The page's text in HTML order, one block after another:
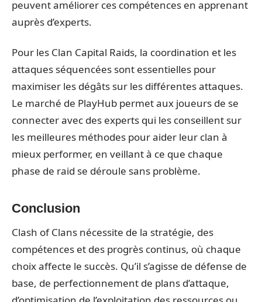
peuvent améliorer ces compétences en apprenant
auprès d’experts.
Pour les Clan Capital Raids, la coordination et les
attaques séquencées sont essentielles pour
maximiser les dégâts sur les différentes attaques.
Le marché de PlayHub permet aux joueurs de se
connecter avec des experts qui les conseillent sur
les meilleures méthodes pour aider leur clan à
mieux performer, en veillant à ce que chaque
phase de raid se déroule sans problème.
Conclusion
Clash of Clans nécessite de la stratégie, des
compétences et des progrès continus, où chaque
choix affecte le succès. Qu’il s’agisse de défense de
base, de perfectionnement de plans d’attaque,